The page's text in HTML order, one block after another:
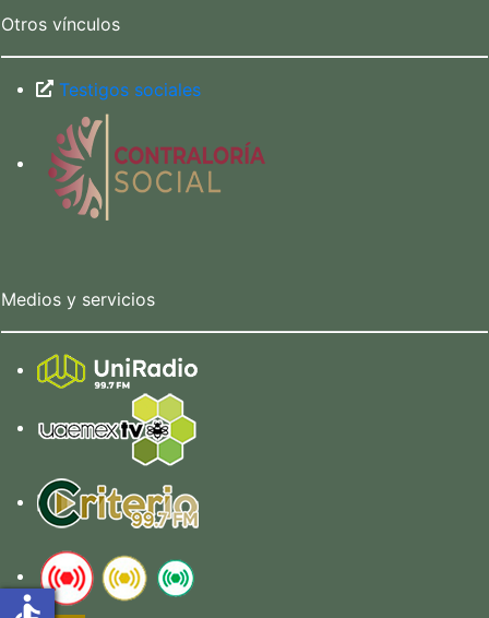
Otros vínculos
Testigos sociales
Medios y servicios